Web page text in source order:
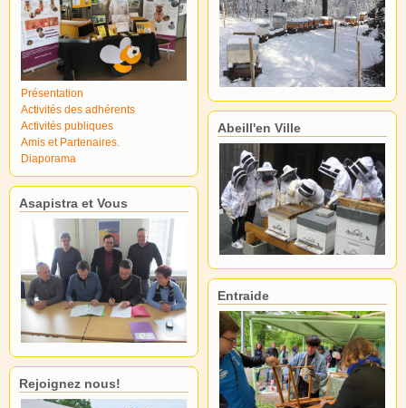
Présentation
Activités des adhérents
Activités publiques
Amis et Partenaires.
Diaporama
Asapistra et Vous
Rejoignez nous!
Abeill'en Ville
Entraide